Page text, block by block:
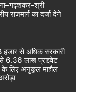
राजमार्ग का दर्जा देने
से अधिक सरकारी
6.36 लाख प्राइवेट
के लिए अनुकूल माहौल